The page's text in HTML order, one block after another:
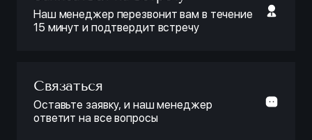
Наш менеджер перезвонит вам в течение
15 минут и подтвердит встречу
Связаться
Оставьте заявку, и наш менеджер
ответит на все вопросы